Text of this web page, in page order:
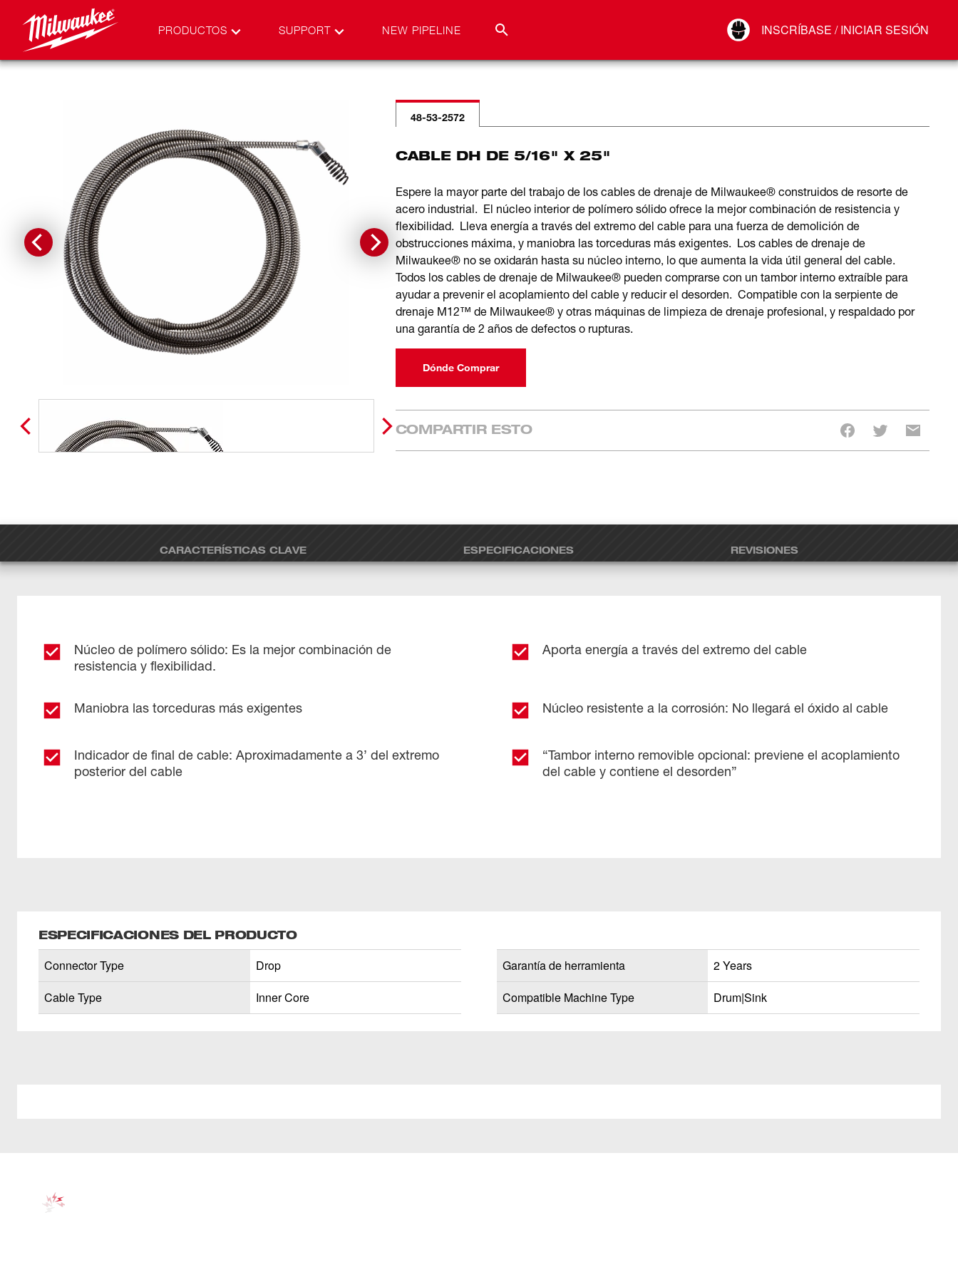
PRODUCTOS SUPPORT NEW PIPELINE INSCRÍBASE / INICIAR SESIÓN
Conectar
48-53-2572
CABLE DH DE 5/16" X 25"
Espere la mayor parte del trabajo de los cables de drenaje de Milwaukee® construidos de resorte de
acero industrial. El núcleo interior de polímero sólido ofrece la mejor combinación de resistencia y
flexibilidad. Lleva energía a través del extremo del cable para una fuerza de demolición de
obstrucciones máxima, y maniobra las torceduras más exigentes. Los cables de drenaje de
Milwaukee® no se oxidarán hasta su núcleo interno, lo que aumenta la vida útil general del cable.
Todos los cables de drenaje de Milwaukee® pueden comprarse con un tambor interno extraíble para
ayudar a prevenir el acoplamiento del cable y reducir el desorden. Compatible con la serpiente de
drenaje M12™ de Milwaukee® y otras máquinas de limpieza de drenaje profesional, y respaldado por
una garantía de 2 años de defectos o rupturas.
Dónde Comprar
COMPARTIR ESTO
CARACTERÍSTICAS CLAVE ESPECIFICACIONES REVISIONES
Núcleo de polímero sólido: Es la mejor combinación de
resistencia y flexibilidad.
Aporta energía a través del extremo del cable
Maniobra las torceduras más exigentes Núcleo resistente a la corrosión: No llegará el óxido al cable
Indicador de final de cable: Aproximadamente a 3’ del extremo
posterior del cable
“Tambor interno removible opcional: previene el acoplamiento
del cable y contiene el desorden”
ESPECIFICACIONES DEL PRODUCTO
Connector Type
Drop
Cable Type
Inner Core
Garantía de herramienta
2 Years
Compatible Machine Type
Drum|Sink